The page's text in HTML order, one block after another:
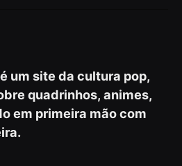
um site da cultura pop,
quadrinhos, animes,
em primeira mão com